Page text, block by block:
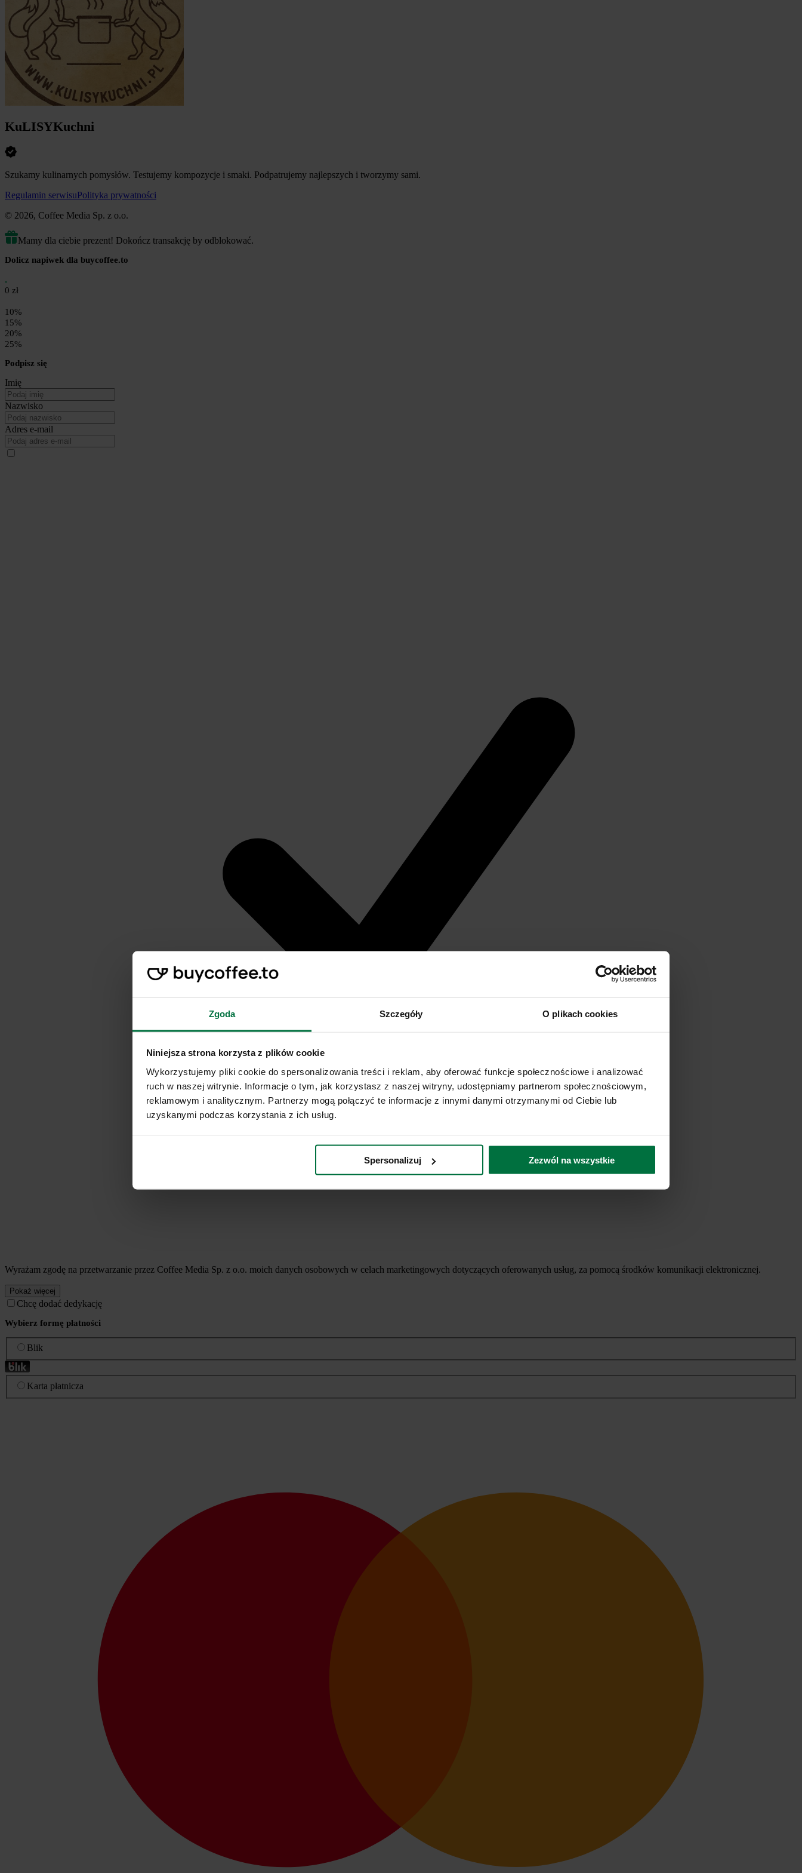
Zgoda Szczegóły O plikach cookies
Niniejsza strona korzysta z plików cookie
Wykorzystujemy pliki cookie do spersonalizowania treści i reklam, aby oferować funkcje społecznościowe i analizować
ruch w naszej witrynie. Informacje o tym, jak korzystasz z naszej witryny, udostępniamy partnerom społecznościowym,
reklamowym i analitycznym. Partnerzy mogą połączyć te informacje z innymi danymi otrzymanymi od Ciebie lub
uzyskanymi podczas korzystania z ich usług.
Spersonalizuj Zezwól na wszystkie
KuLISYKuchni
Szukamy kulinarnych pomysłów. Testujemy kompozycje i smaki. Podpatrujemy najlepszych i tworzymy sami.
Regulamin serwisuPolityka prywatności
© 2026, Coffee Media Sp. z o.o.
Mamy dla ciebie prezent! Dokończ transakcję by odblokować.
Dolicz napiwek dla buycoffee.to
0 zł
10%
15%
20%
25%
Podpisz się
Imię
Nazwisko
Adres e-mail
Wyrażam zgodę na przetwarzanie przez Coffee Media Sp. z o.o. moich danych osobowych w celach marketingowych dotyczących oferowanych usług, za pomocą środków komunikacji elektronicznej.
Pokaż więcej
Chcę dodać dedykację
Wybierz formę płatności
Blik
Karta płatnicza